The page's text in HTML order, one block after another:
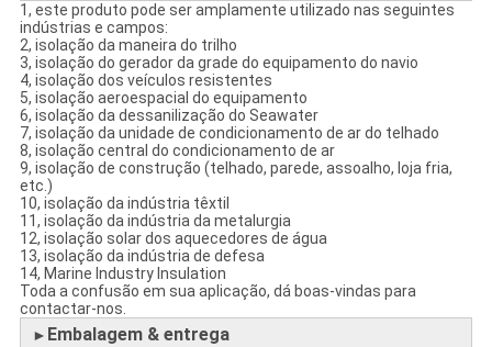
1, este produto pode ser amplamente utilizado nas seguintes
indústrias e campos:
2, isolação da maneira do trilho
3, isolação do gerador da grade do equipamento do navio
4, isolação dos veículos resistentes
5, isolação aeroespacial do equipamento
6, isolação da dessanilização do Seawater
7, isolação da unidade de condicionamento de ar do telhado
8, isolação central do condicionamento de ar
9, isolação de construção (telhado, parede, assoalho, loja fria,
etc.)
10, isolação da indústria têxtil
11, isolação da indústria da metalurgia
12, isolação solar dos aquecedores de água
13, isolação da indústria de defesa
14, Marine Industry Insulation
Toda a confusão em sua aplicação, dá boas-vindas para
contactar-nos.
► Embalagem & entrega